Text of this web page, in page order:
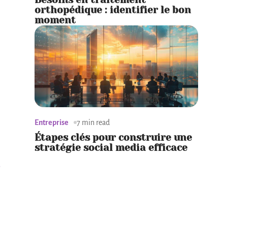
orthopédique : identifier le bon
moment
Entreprise 7 min read
Étapes clés pour construire une
stratégie social media efficace